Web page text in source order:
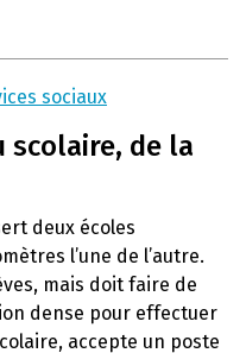
sociaux
scolaire, de la
deux écoles
l’une de l’autre.
mais doit faire de
dense pour effectuer
accepte un poste